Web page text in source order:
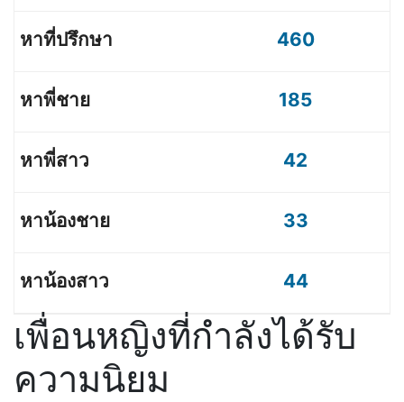
460
185
42
33
44
เพื่อนหญิงที่กำลังได้รับ
ความนิยม